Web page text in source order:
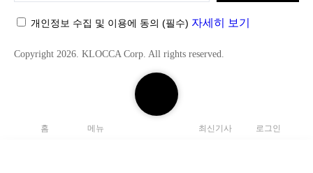
검
색
홈 메뉴 최신기사 로그인
C
개인정보 수집 및 이용에 동의 (필수) 자세히 보기
Copyright 2026. KLOCCA Corp. All rights reserved.